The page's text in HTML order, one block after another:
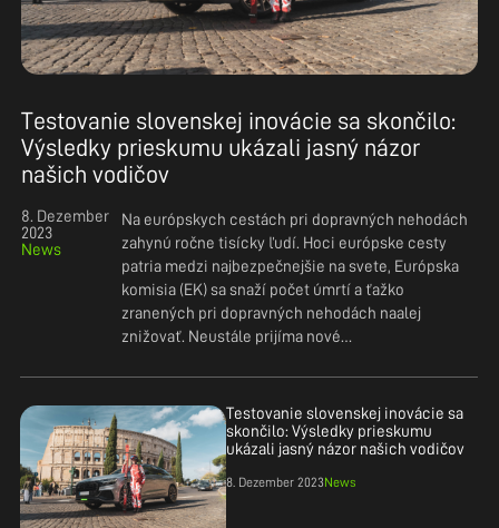
Testovanie slovenskej inovácie sa skončilo:
Výsledky prieskumu ukázali jasný názor
našich vodičov
8. Dezember
2023
News
Na európskych cestách pri dopravných nehodách
zahynú ročne tisícky ľudí. Hoci európske cesty
patria medzi najbezpečnejšie na svete, Európska
komisia (EK) sa snaží počet úmrtí a ťažko
zranených pri dopravných nehodách naďalej
znižovať. Neustále prijíma nové…
Testovanie slovenskej inovácie sa
skončilo: Výsledky prieskumu
ukázali jasný názor našich vodičov
8. Dezember 2023News